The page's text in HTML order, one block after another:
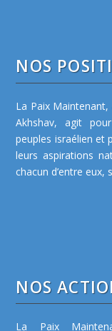
NOS
La Paix
Akhshav, agit
peuples israélien et
leurs aspirations
chacun d’entre eux,
NOS
La Paix